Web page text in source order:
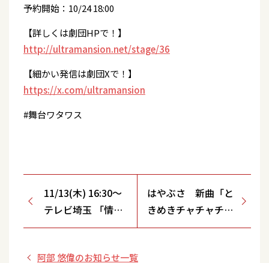
予約開始：10/24 18:00
【詳しくは劇団HPで！】
http://ultramansion.net/stage/36
【細かい発信は劇団Xで！】
https://x.com/ultramansion
#舞台ワタワス
11/13(木) 16:30～
テレビ埼玉 「情報
番組マチコミ」生
はやぶさ 新曲「と
きめきチャチャチ
ャ」【タイプＡ】
阿部 悠偉のお知らせ一覧